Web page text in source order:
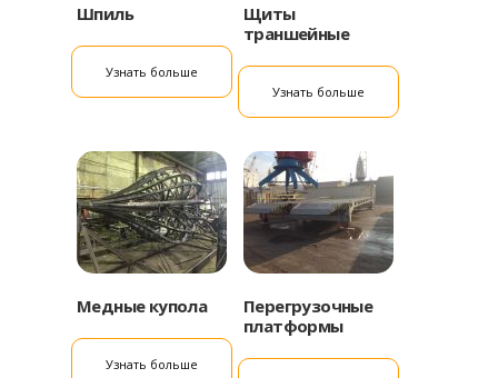
Шпиль
Узнать больше
Щиты
траншейные
Узнать больше
Медные купола
Узнать больше
Перегрузочные
платформы